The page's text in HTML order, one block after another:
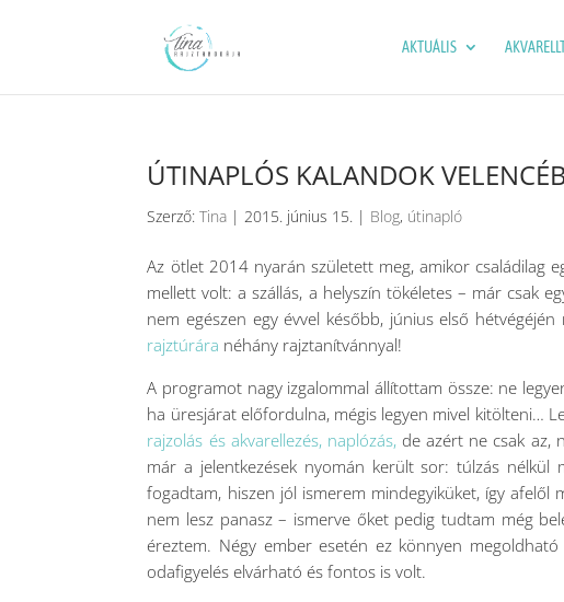
AKTUÁLIS
ÚTINAPLÓS KALANDOK
Szerző:Tina |2015. június 15. | Blog, útinapló
Az ötlet 2014 nyarán született meg, amikor családilag
mellett volt: a szállás, a helyszín tökéletes – már csak
nem egészen egy évvel később, június első
rajztúrára néhány rajztanítvánnyal!
A programot nagy izgalommal állítottam össze: ne
ha üresjárat előfordulna, mégis legyen mivel kitölteni…
rajzolás és akvarellezés, naplózás,de azért ne csak az,
már a jelentkezések nyomán került sor: túlzás nélkül
fogadtam, hiszen jól ismerem mindegyiküket, így
nem lesz panasz – ismerve őket pedig tudtam még
éreztem. Négy ember esetén ez könnyen
odafigyelés elvárható és fontos is volt.